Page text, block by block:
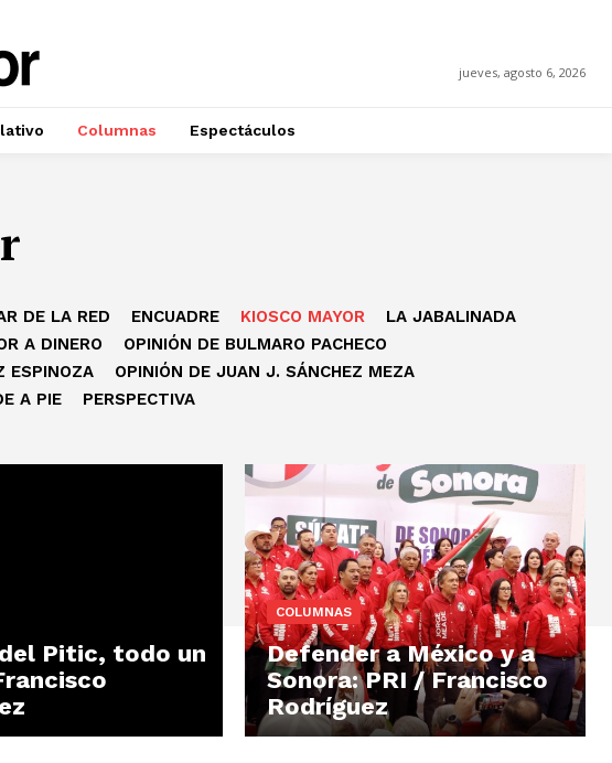
jueves, agosto 6, 2026
Columnas Espectáculos
DE LA RED ENCUADRE KIOSCO MAYOR
LA JABALINADA
A DINERO
OPINIÓN DE BULMARO PACHECO
ESPINOZA
OPINIÓN DE JUAN J. SÁNCHEZ MEZA
A PIE PERSPECTIVA
Pitic, todo un
COLUMNAS
Defender a México y a
Sonora: PRI / Francisco
Rodríguez